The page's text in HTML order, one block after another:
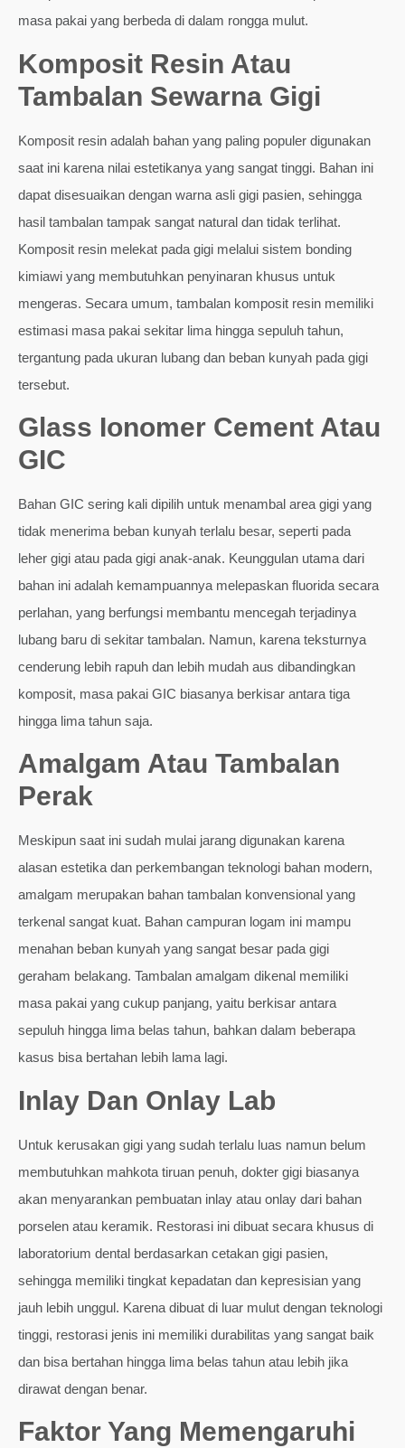
masa pakai yang berbeda di dalam rongga mulut.
Komposit Resin Atau
Tambalan Sewarna Gigi
Komposit resin adalah bahan yang paling populer digunakan
saat ini karena nilai estetikanya yang sangat tinggi. Bahan ini
dapat disesuaikan dengan warna asli gigi pasien, sehingga
hasil tambalan tampak sangat natural dan tidak terlihat.
Komposit resin melekat pada gigi melalui sistem bonding
kimiawi yang membutuhkan penyinaran khusus untuk
mengeras. Secara umum, tambalan komposit resin memiliki
estimasi masa pakai sekitar lima hingga sepuluh tahun,
tergantung pada ukuran lubang dan beban kunyah pada gigi
tersebut.
Glass Ionomer Cement Atau
GIC
Bahan GIC sering kali dipilih untuk menambal area gigi yang
tidak menerima beban kunyah terlalu besar, seperti pada
leher gigi atau pada gigi anak-anak. Keunggulan utama dari
bahan ini adalah kemampuannya melepaskan fluorida secara
perlahan, yang berfungsi membantu mencegah terjadinya
lubang baru di sekitar tambalan. Namun, karena teksturnya
cenderung lebih rapuh dan lebih mudah aus dibandingkan
komposit, masa pakai GIC biasanya berkisar antara tiga
hingga lima tahun saja.
Amalgam Atau Tambalan
Perak
Meskipun saat ini sudah mulai jarang digunakan karena
alasan estetika dan perkembangan teknologi bahan modern,
amalgam merupakan bahan tambalan konvensional yang
terkenal sangat kuat. Bahan campuran logam ini mampu
menahan beban kunyah yang sangat besar pada gigi
geraham belakang. Tambalan amalgam dikenal memiliki
masa pakai yang cukup panjang, yaitu berkisar antara
sepuluh hingga lima belas tahun, bahkan dalam beberapa
kasus bisa bertahan lebih lama lagi.
Inlay Dan Onlay Lab
Untuk kerusakan gigi yang sudah terlalu luas namun belum
membutuhkan mahkota tiruan penuh, dokter gigi biasanya
akan menyarankan pembuatan inlay atau onlay dari bahan
porselen atau keramik. Restorasi ini dibuat secara khusus di
laboratorium dental berdasarkan cetakan gigi pasien,
sehingga memiliki tingkat kepadatan dan kepresisian yang
jauh lebih unggul. Karena dibuat di luar mulut dengan teknologi
tinggi, restorasi jenis ini memiliki durabilitas yang sangat baik
dan bisa bertahan hingga lima belas tahun atau lebih jika
dirawat dengan benar.
Faktor Yang Memengaruhi